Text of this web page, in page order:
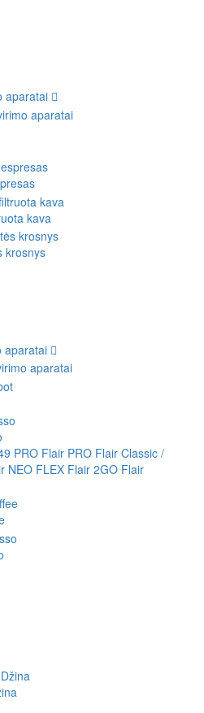
aparatai
kava
krosnys
aparatai
PRO Flair PRO Flair Classic /
NEO FLEX Flair 2GO Flair